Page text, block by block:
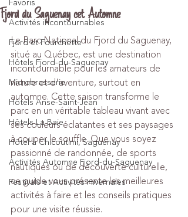
Favoris
Activités incontournables
Fjord et Fourchette
Hôtels Fjord-du-Saguenay
Microbrasserie
Hôtels Anse-Saint-Jean
Hôtels La Baie
Hôtel à Chicoutimi, Saguenay
Activités Automne Fjord-du-Saguenay
Festivals et Activités Hivernales
Fjord du Saguenay cet Automne
Le Parc National du Fjord du Saguenay,
situé au Québec, est une destination
incontournable pour les amateurs de
nature et d'aventure, surtout en
automne. Cette saison transforme le
parc en un véritable tableau vivant avec
ses couleurs éclatantes et ses paysages
à couper le souffle. Que vous soyez
passionné de randonnée, de sports
nautiques ou de découverte culturelle,
ce guide vous présente les meilleures
activités à faire et les conseils pratiques
pour une visite réussie.